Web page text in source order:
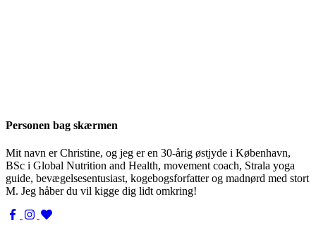
Personen bag skærmen
Mit navn er Christine, og jeg er en 30-årig østjyde i København,
BSc i Global Nutrition and Health, movement coach, Strala yoga
guide, bevægelsesentusiast, kogebogsforfatter og madnørd med stort
M. Jeg håber du vil kigge dig lidt omkring!